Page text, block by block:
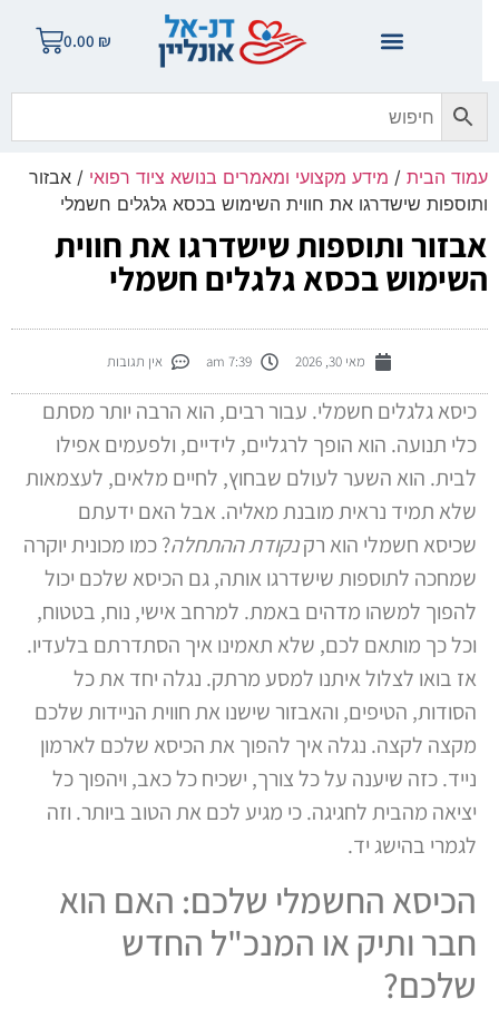
0.00
הבית/ מידע מקצועי ומאמרים בנושא ציוד רפואי/ אבזור
שישדרגו את חווית השימוש בכסא גלגלים חשמלי
ותוספות שישדרגו את חווית
בכסא גלגלים חשמלי
מאי 30, 2026 7:39 am אין תגובות
כיסא גלגלים חשמלי. עבור רבים, הוא הרבה יותר מסתם
כלי תנועה. הוא הופך לרגליים, לידיים, ולפעמים אפילו
לבית. הוא השער לעולם שבחוץ, לחיים מלאים, לעצמאות
שלא תמיד נראית מובנת מאליה. אבל האם ידעתם
שכיסא חשמלי הוא רקנקודת ההתחלה? כמו מכונית יוקרה
שמחכה לתוספות שישדרגו אותה, גם הכיסא שלכם יכול
להפוך למשהו מדהים באמת. למרחב אישי, נוח, בטטוח,
וכל כך מותאם לכם, שלא תאמינו איך הסתדרתם בלעדיו.
אז בואו לצלול איתנו למסע מרתק. נגלה יחד את כל
הסודות, הטיפים, והאבזור שישנו את חווית הניידות שלכם
מקצה לקצה. נגלה איך להפוך את הכיסא שלכם לארמון
נייד. כזה שיענה על כל צורך, ישכיח כל כאב, ויהפוך כל
יציאה מהבית לחגיגה. כי מגיע לכם את הטוב ביותר. וזה
לגמרי בהישג יד.
הכיסא החשמלי שלכם: האם הוא
חבר ותיק או המנכ"ל החדש
שלכם?